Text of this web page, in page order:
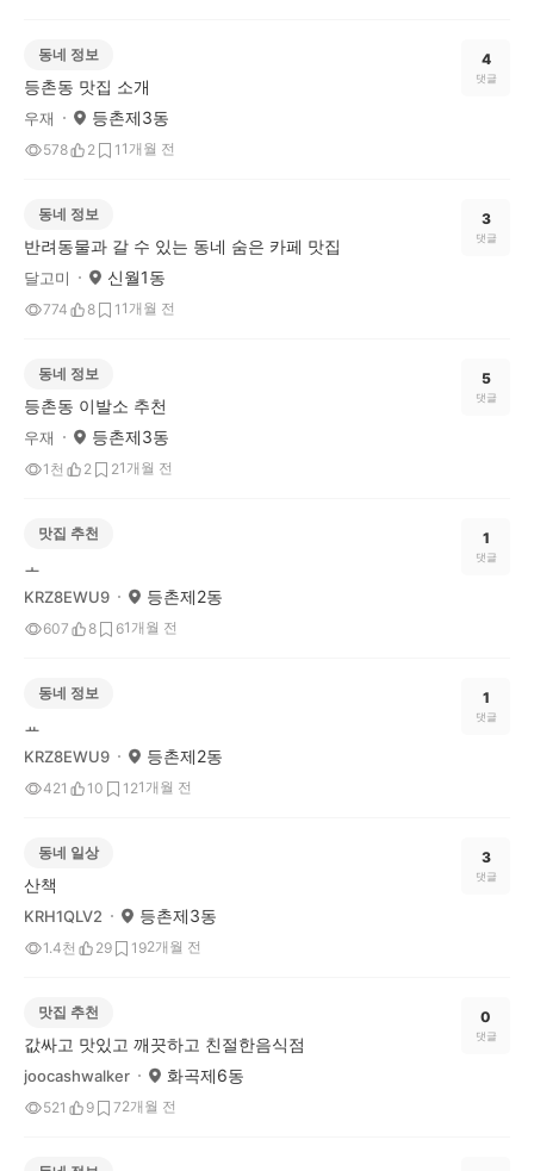
동네 정보
등촌동 맛집 소개
우재 등촌제3동
578 2 1 1개월 전
4
댓글
동네 정보
반려동물과 갈 수 있는 동네 숨은 카페 맛집
달고미 신월1동
774 8 1 1개월 전
3
댓글
동네 정보
등촌동 이발소 추천
우재 등촌제3동
1천 2 21개월 전
5
댓글
맛집 추천
ㅗ
KRZ8EWU9 등촌제2동
607 8 61개월 전
1
댓글
동네 정보
ㅛ
KRZ8EWU9 등촌제2동
421 10 121개월 전
1
댓글
동네 일상
산책
KRH1QLV2 등촌제3동
1.4천 29 192개월 전
3
댓글
맛집 추천
값싸고 맛있고 깨끗하고 친절한음식점
joocashwalker 화곡제6동
521 9 72개월 전
0
댓글